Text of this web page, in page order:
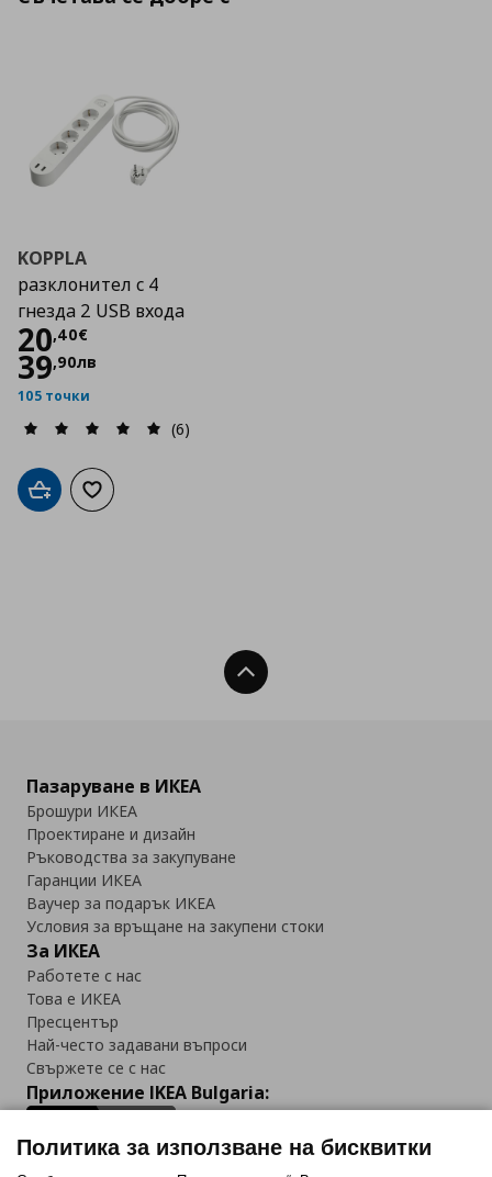
KOPPLA
разклонител с 4
гнезда 2 USB входа
20,40€
Цена
39,90лв
105 точки
(6)
Добави в кошницата
Добави към списъка с любими
Нагоре
Пазаруване в ИКЕА
Брошури ИКЕА
Проектиране и дизайн
Ръководства за закупуване
Гаранции ИКЕА
Ваучер за подарък ИКЕА
Условия за връщане на закупени стоки
За ИКЕА
Работете с нас
Това е ИКЕА
Пресцентър
Най-често задавани въпроси
Свържете се с нас
Приложение IKEA Bulgaria:
Политика за използване на бисквитки